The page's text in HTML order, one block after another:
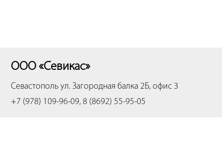
ООО «Севикас»
Севастополь ул. Загородная балка 2Б, офис 3
+7 (978) 109-96-09, 8 (8692) 55-95-05